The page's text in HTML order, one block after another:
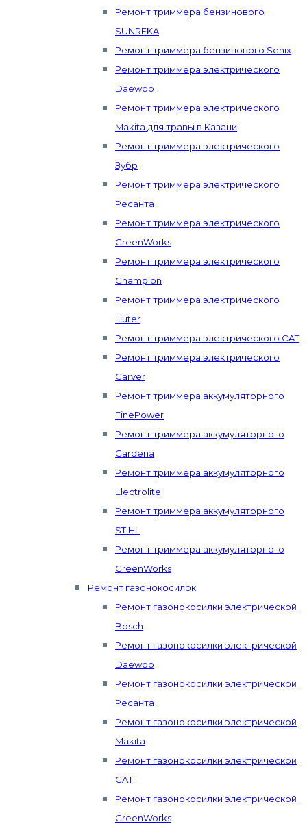
Ремонт триммера бензинового
SUNREKA
Ремонт триммера бензинового Senix
Ремонт триммера электрического
Daewoo
Ремонт триммера электрического
Makita для травы в Казани
Ремонт триммера электрического
Зубр
Ремонт триммера электрического
Ресанта
Ремонт триммера электрического
GreenWorks
Ремонт триммера электрического
Champion
Ремонт триммера электрического
Huter
Ремонт триммера электрического CAT
Ремонт триммера электрического
Carver
Ремонт триммера аккумуляторного
FinePower
Ремонт триммера аккумуляторного
Gardena
Ремонт триммера аккумуляторного
Electrolite
Ремонт триммера аккумуляторного
STIHL
Ремонт триммера аккумуляторного
GreenWorks
Ремонт газонокосилок
Ремонт газонокосилки электрической
Bosch
Ремонт газонокосилки электрической
Daewoo
Ремонт газонокосилки электрической
Ресанта
Ремонт газонокосилки электрической
Makita
Ремонт газонокосилки электрической
CAT
Ремонт газонокосилки электрической
GreenWorks